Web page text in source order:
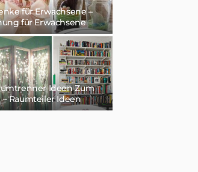
für Erwachsene –
für Erwachsene
Ideen Zum
Raumteiler Ideen